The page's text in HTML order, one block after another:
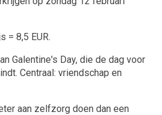
= 8,5 EUR.
Galentine's Day, die de dag voor
Centraal: vriendschap en
aan zelfzorg doen dan een